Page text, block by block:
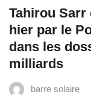
Tahirou Sarr
hier par le
dans les
milliards
barre solaire